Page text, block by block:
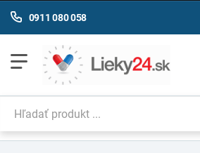
0911 080 058